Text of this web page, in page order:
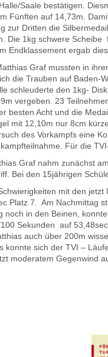
Saale bestätigen.
Fünften auf 14,73m.
zur Dritten die
Die 1kg schwere
Endklassement ergab
Graf mussten in
die Trauben auf Baden-
schleuderte den 1kg-
vergeben. 23
besten Acht und die
mit 12,10m nur 8cm
des Vorkampfs eine
Für die
Graf nahm zunächst
Bei den 15jährigen
mit den
Platz 7. Am Nachmittag
noch in den Beinen,
Sekunden auf
auch über 200m
konnte sich der TVI –
moderatem Gegenwind